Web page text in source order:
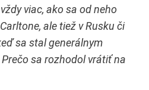
viac, ako sa od neho
ale tiež v Rusku či
sa stal generálnym
sa rozhodol vrátiť na